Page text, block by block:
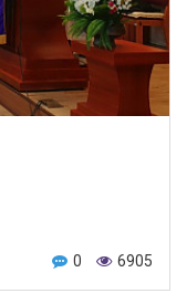
0 6905